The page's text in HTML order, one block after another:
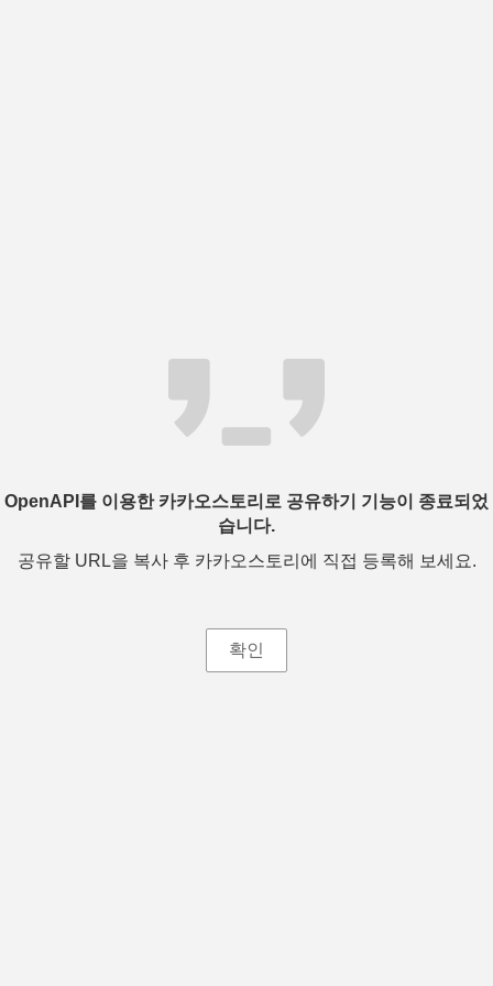
OpenAPI를 이용한 카카오스토리로 공유하기 기능이 종료되었
습니다.
공유할 URL을 복사 후 카카오스토리에 직접 등록해 보세요.
확인